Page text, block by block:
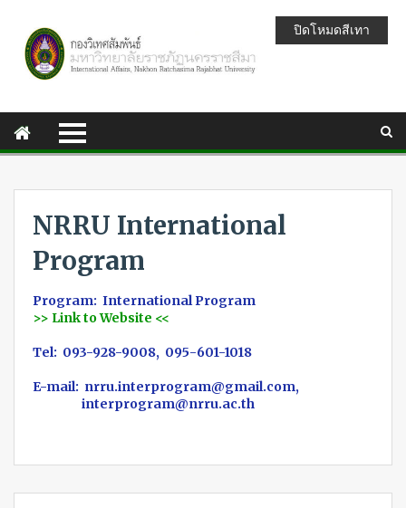
NRRU International
Program
Program: International Program
>> Link to Website <<
Tel: 093-928-9008, 095-601-1018
E-mail: nrru.interprogram@gmail.com,
interprogram@nrru.ac.th
ปิดโหมดสีเทา